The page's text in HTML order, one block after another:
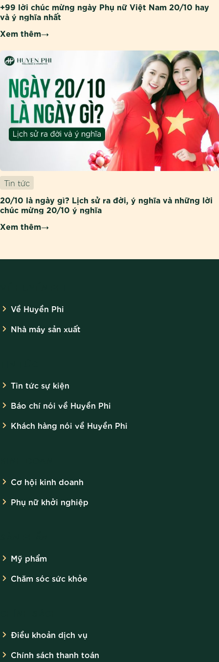
+99 lời chúc mừng ngày Phụ nữ Việt Nam 20/10 hay
và ý nghĩa nhất
Xem thêm
Tin tức
20/10 là ngày gì? Lịch sử ra đời, ý nghĩa và những lời
chúc mừng 20/10 ý nghĩa
Xem thêm
Về Huyền Phi
Nhà máy sản xuất
Tin tức sự kiện
Báo chí nói về Huyền Phi
Khách hàng nói về Huyền Phi
Cơ hội kinh doanh
Phụ nữ khởi nghiệp
Mỹ phẩm
Chăm sóc sức khỏe
Điều khoản dịch vụ
Chính sách thanh toán